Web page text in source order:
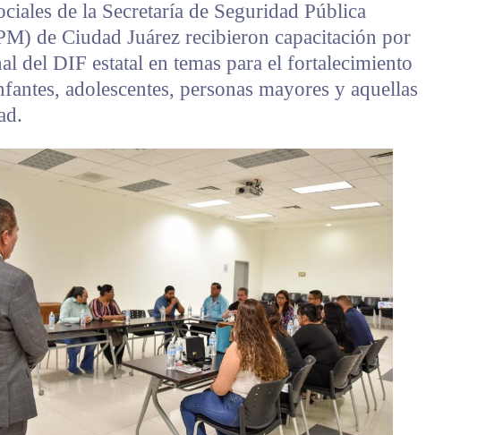
de la Secretaría de Seguridad Pública
de Ciudad Juárez recibieron capacitación por
del DIF estatal en temas para el fortalecimiento
adolescentes, personas mayores y aquellas